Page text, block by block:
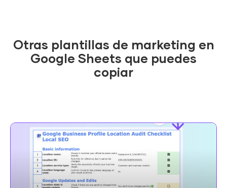
Otras plantillas de marketing en
Google Sheets que puedes
copiar